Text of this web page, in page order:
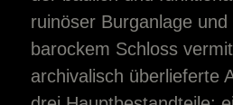
ruinöser Burganlage
barockem Schloss
archivalisch überlieferte